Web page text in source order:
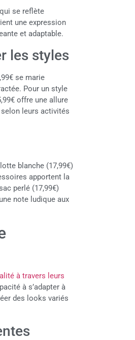
se reflète
une expression
et adaptable.
les styles
se marie
Pour un style
offre une allure
leurs activités
blanche (17,99€)
apportent la
perlé (17,99€)
note ludique aux
à travers leurs
à s’adapter à
des looks variés